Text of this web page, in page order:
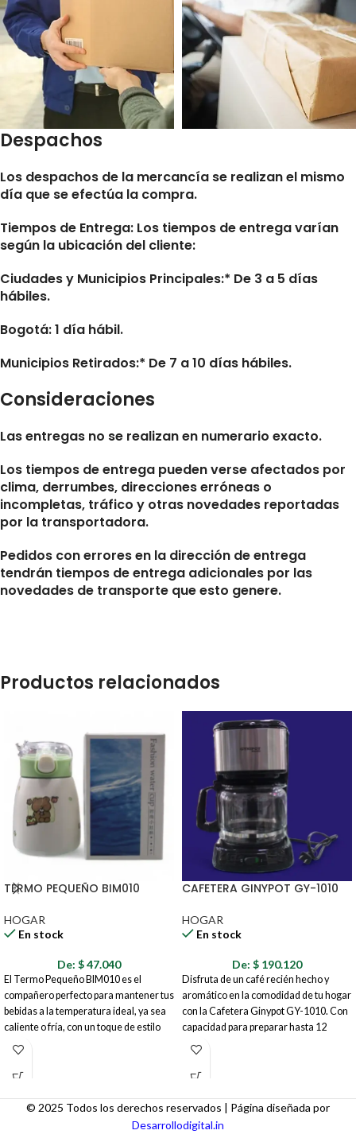
Despachos
Los despachos de la mercancía se realizan el mismo
día que se efectúa la compra.
Tiempos de Entrega: Los tiempos de entrega varían
según la ubicación del cliente:
Ciudades y Municipios Principales:* De 3 a 5 días
hábiles.
Bogotá: 1 día hábil.
Municipios Retirados:* De 7 a 10 días hábiles.
Consideraciones
Las entregas no se realizan en numerario exacto.
Los tiempos de entrega pueden verse afectados por
clima, derrumbes, direcciones erróneas o
incompletas, tráfico y otras novedades reportadas
por la transportadora.
Pedidos con errores en la dirección de entrega
tendrán tiempos de entrega adicionales por las
novedades de transporte que esto genere.
Productos relacionados
TERMO PEQUEÑO BIM010
HOGAR
En stock
De: $47.040
El Termo Pequeño BIM010 es el
compañero perfecto para mantener tus
bebidas a la temperatura ideal, ya sea
caliente o fría, con un toque de estilo
adorable. Con un diseño compacto y un
termo es ideal para llevar contigo a la
quieras.
CAFETERA GINYPOT GY-1010
HOGAR
En stock
De: $ 190.120
Disfruta de un café recién hecho y
aromático en la comodidad de tu hogar
con la Cafetera Ginypot GY-1010. Con
capacidad para preparar hasta 12
tazas, esta cafetera es perfecta para
para tener café disponible durante todo
características prácticas te aseguran
una experiencia de preparación
© 2025 Todos los derechos reservados | Página diseñada por
Desarrollodigital.in